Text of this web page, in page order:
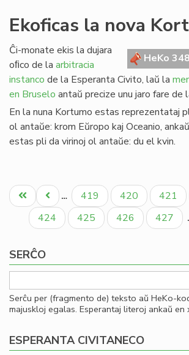
Ekoficas la nova
HeKo
Ĉi-monate ekis la dujara
oﬁco de la arbitracia
instanco de la Esperanta Civito, laŭ la
en Bruselo antaŭ precize unu jaro fare de
En la nuna Kortumo estas reprezentataj
ol antaŭe: krom Eŭropo kaj Oceanio,
estas pli da virinoj ol antaŭe: du el kvin.
Pagination
Unua
paĝo
Antaŭa
paĝo
… Paĝo
419 Paĝo
420 Paĝo
421
Paĝo
424 Paĝo
425 Paĝo
426 Paĝo
427
SERĈO
Serĉu per (fragmento de) teksto aŭ HeKo-
majuskloj egalas. Esperantaj literoj ankaŭ en
ESPERANTA CIVITANECO